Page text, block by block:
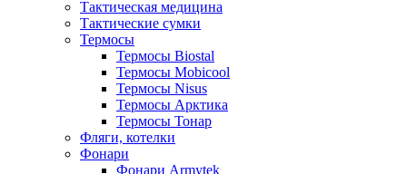
Тактическая медицина
Тактические сумки
Термосы
Термосы Biostal
Термосы Mobicool
Термосы Nisus
Термосы Арктика
Термосы Тонар
Фляги, котелки
Фонари
Фонари Armytek